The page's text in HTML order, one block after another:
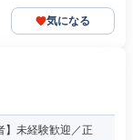
気になる
】未経験歓迎／正